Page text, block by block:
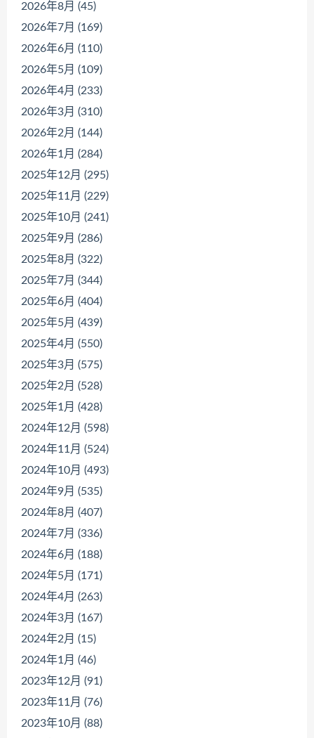
2026年8月 (45)
2026年7月 (169)
2026年6月 (110)
2026年5月 (109)
2026年4月 (233)
2026年3月 (310)
2026年2月 (144)
2026年1月 (284)
2025年12月 (295)
2025年11月 (229)
2025年10月 (241)
2025年9月 (286)
2025年8月 (322)
2025年7月 (344)
2025年6月 (404)
2025年5月 (439)
2025年4月 (550)
2025年3月 (575)
2025年2月 (528)
2025年1月 (428)
2024年12月 (598)
2024年11月 (524)
2024年10月 (493)
2024年9月 (535)
2024年8月 (407)
2024年7月 (336)
2024年6月 (188)
2024年5月 (171)
2024年4月 (263)
2024年3月 (167)
2024年2月 (15)
2024年1月 (46)
2023年12月 (91)
2023年11月 (76)
2023年10月 (88)